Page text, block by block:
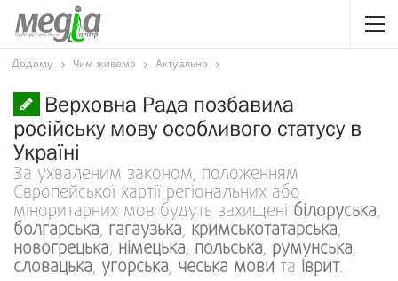
Додому Чим живемо Актуально
Верховна Рада позбавила
російську мову особливого статусу в
Україні
За ухваленим законом, положенням
Європейської хартії регіональних або
міноритарних мов будуть захищені білоруська,
болгарська, гагаузька, кримськотатарська,
новогрецька, німецька, польська, румунська,
словацька, угорська, чеська мови та іврит.